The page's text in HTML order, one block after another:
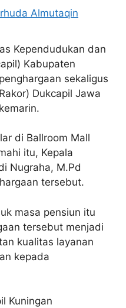
Almutaqin
Kependudukan dan
Kabupaten
sekaligus
Dukcapil Jawa
di Ballroom Mall
itu, Kepala
Nugraha, M.Pd
tersebut.
masa pensiun itu
tersebut menjadi
kualitas layanan
kepada
Kuningan